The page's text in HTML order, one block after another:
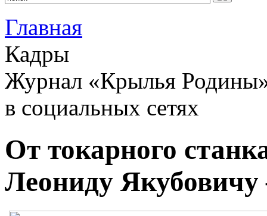
Главная
Кадры
Журнал «Крылья
в социальных сетях
От токарного
Леониду Якубовичу